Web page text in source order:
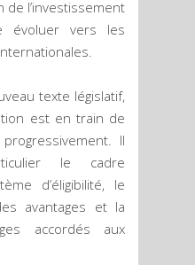
de l’investissement
vers les
texte législatif,
est en train de
Il
le cadre
d’éligibilité, le
avantages et la
accordés aux